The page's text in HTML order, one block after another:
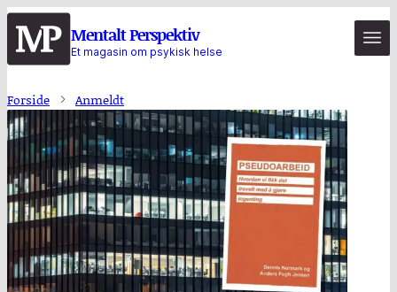
Hopp
til
hovedinnhold
Mentalt Perspektiv
Et magasin om psykisk helse
Forside Anmeldt